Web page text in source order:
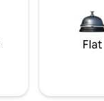
Flat